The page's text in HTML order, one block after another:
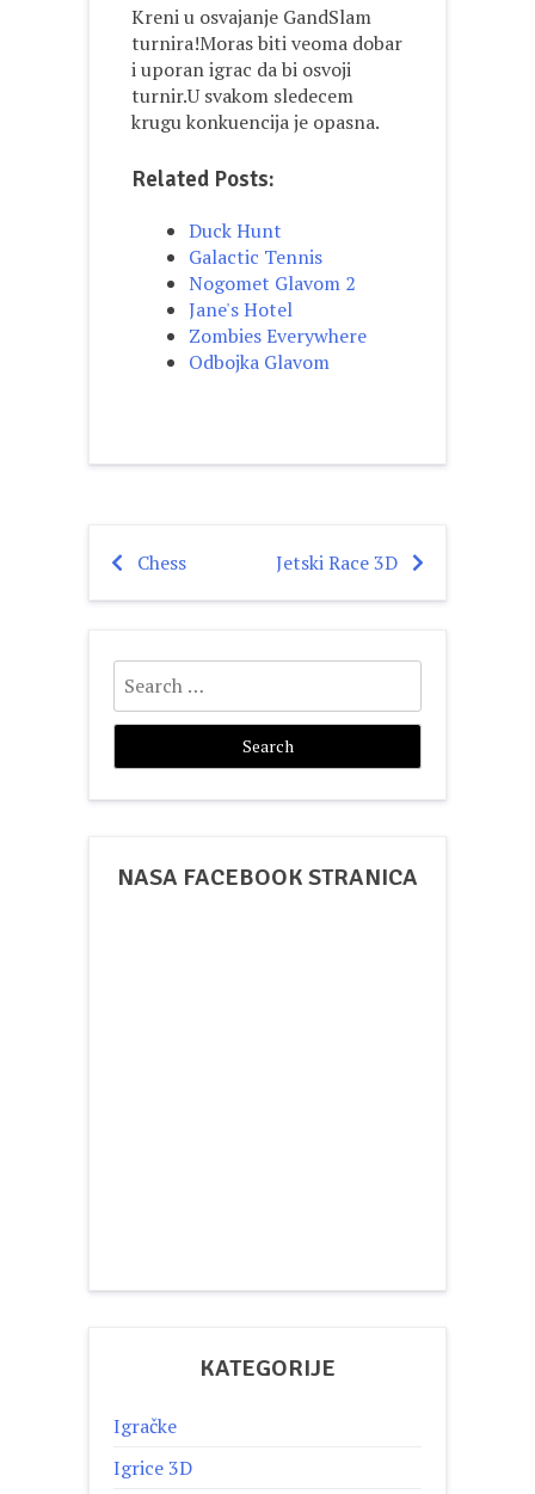
Kreni u osvajanje GandSlam
turnira!Moras biti veoma dobar
i uporan igrac da bi osvoji
turnir.U svakom sledecem
krugu konkuencija je opasna.
Related Posts:
Duck Hunt
Galactic Tennis
Nogomet Glavom 2
Jane's Hotel
Zombies Everywhere
Odbojka Glavom
Post
Chess Jetski Race 3D
Search
for:
NASA FACEBOOK STRANICA
KATEGORIJE
Igračke
Igrice 3D